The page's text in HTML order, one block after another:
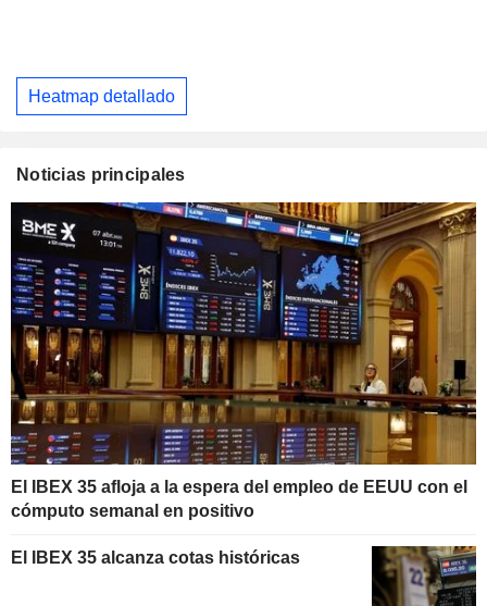
Heatmap detallado
Noticias principales
El IBEX 35 afloja a la espera del empleo de EEUU con el
cómputo semanal en positivo
El IBEX 35 alcanza cotas históricas